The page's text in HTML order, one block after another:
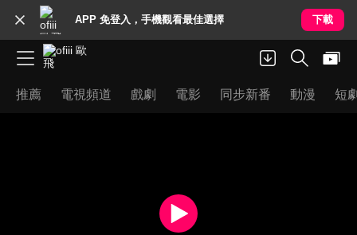
APP 免登入，手機觀看最佳選擇 下載
推薦 電視頻道 戲劇 電影 同步新番 動漫 短